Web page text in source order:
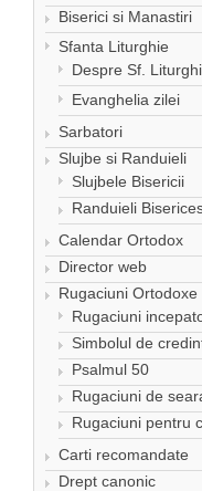
Biserici si Manastiri
Sfanta Liturghie
Despre Sf.
Evanghelia zilei
Sarbatori
Slujbe si Randuieli
Slujbele Bisericii
Randuieli
Calendar Ortodox
Director web
Rugaciuni Ortodoxe
Rugaciuni
Simbolul de
Psalmul 50
Rugaciuni de
Rugaciuni pentru
Carti recomandate
Drept canonic